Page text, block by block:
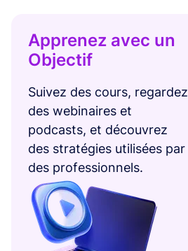
Apprenez avec un
Objectif
Suivez des cours, regardez
des webinaires et
podcasts, et découvrez
des stratégies utilisées par
des professionnels.